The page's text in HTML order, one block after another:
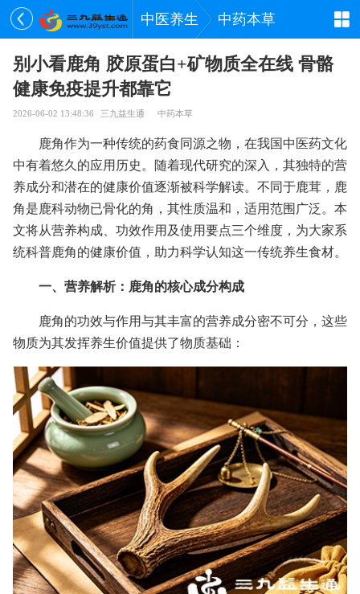
中医养生 中药本草
别小看鹿角 胶原蛋白+矿物质全在线 骨骼
健康免疫提升都靠它
2026-06-02 13:48:36 三九益生通 中药本草
鹿角作为一种传统的药食同源之物，在我国中医药文化
中有着悠久的应用历史。随着现代研究的深入，其独特的营
养成分和潜在的健康价值逐渐被科学解读。不同于鹿茸，鹿
角是鹿科动物已骨化的角，其性质温和，适用范围广泛。本
文将从营养构成、功效作用及使用要点三个维度，为大家系
统科普鹿角的健康价值，助力科学认知这一传统养生食材。
一、营养解析：鹿角的核心成分构成
鹿角的功效与作用与其丰富的营养成分密不可分，这些
物质为其发挥养生价值提供了物质基础：